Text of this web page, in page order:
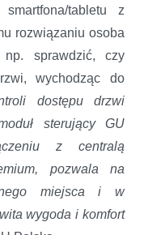
tabletu z
rozwiązaniu osoba
sprawdzić, czy
wychodząc do
dostępu drzwi
sterujący GU
z centralą
pozwala na
miejsca i w
wygoda i komfort